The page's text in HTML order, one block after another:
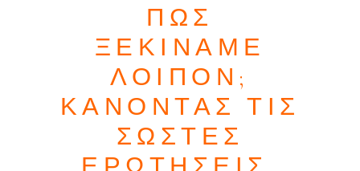
ΠΩΣ
ΞΕΚΙΝΆΜΕ
ΛΟΙΠΌΝ;
ΚΆΝΟΝΤΑΣ ΤΙΣ
ΣΩΣΤΈΣ